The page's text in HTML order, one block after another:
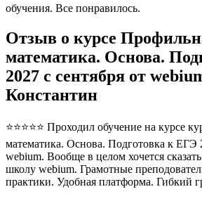
обучения. Все понравилось.
Отзыв о курсе
математика. Основа.
2027 с сентября от
Константин
⭐⭐⭐⭐⭐ Проходил обучение на курсе
математика. Основа. Подготовка к ЕГЭ
webium. Вообще в целом хочется
школу webium. Грамотные
практики. Удобная платформа. Гибкий